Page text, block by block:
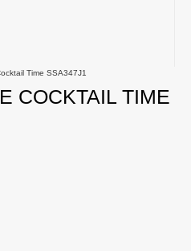
Time SSA347J1
COCKTAIL TIME